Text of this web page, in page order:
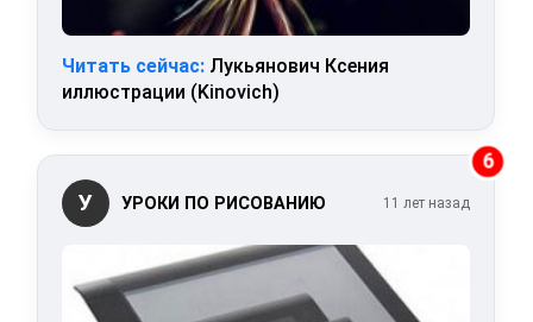
Читать сейчас: Лукьянович Ксения
иллюстрации (Kinovich)
6
У УРОКИ ПО РИСОВАНИЮ 11 лет назад